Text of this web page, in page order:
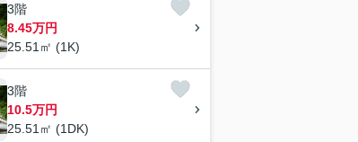
3階
8.45万円
25.51㎡ (1K)
3階
10.5万円
25.51㎡ (1DK)